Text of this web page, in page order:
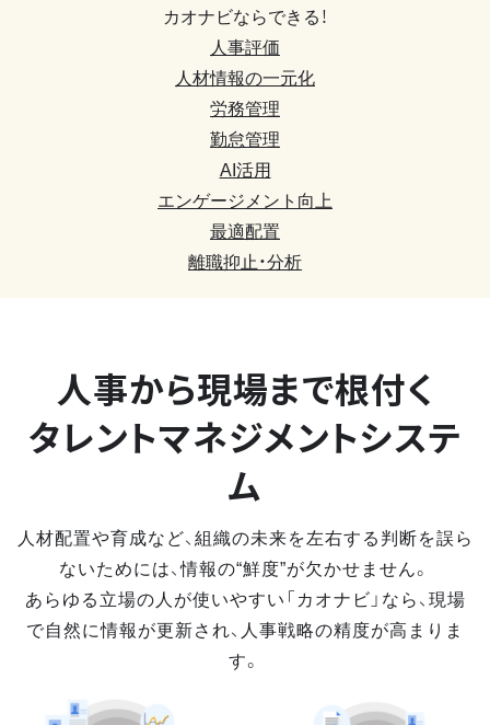
カオナビならできる！
人事評価
人材情報の一元化
労務管理
勤怠管理
AI活用
エンゲージメント向上
最適配置
離職抑止・分析
人事から現場まで根付く
タレントマネジメントシステ
ム
人材配置や育成など、組織の未来を左右する判断を誤ら
ないためには、情報の“鮮度”が欠かせません。
あらゆる立場の人が使いやすい「カオナビ」なら、現場
で自然に情報が更新され、人事戦略の精度が高まりま
す。